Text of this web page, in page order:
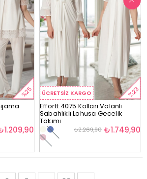
%25 ÜCRETSIZ KARGO %23
Effortt 4075 Kolları Volanlı
Sabahlıklı Lohusa Gecelik
Takımı
₺1.749,90
₺2.269,90